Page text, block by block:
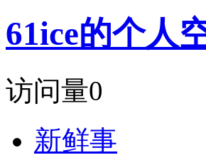
61ice的个人
访问量0
新鲜事